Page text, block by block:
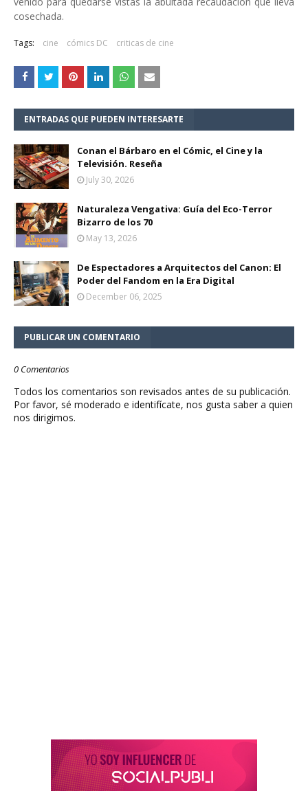
cosechada.
Tags: cine cómics DC criticas de cine
ENTRADAS QUE PUEDEN INTERESARTE
Conan el Bárbaro en el Cómic, el Cine y la
Televisión. Reseña
July 30, 2026
Naturaleza Vengativa: Guía del Eco-Terror
Bizarro de los 70
May 13, 2026
De Espectadores a Arquitectos del Canon: El
Poder del Fandom en la Era Digital
December 06, 2025
PUBLICAR UN COMENTARIO
0 Comentarios
Todos los comentarios son revisados antes de su publicación.
Por favor, sé moderado e identifícate, nos gusta saber a quien
nos dirigimos.